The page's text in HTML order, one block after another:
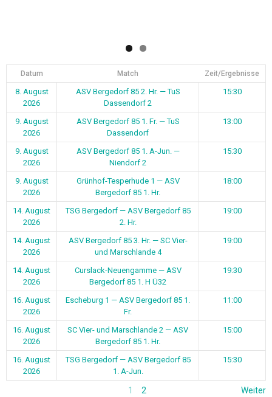
Datum Match Zeit/Ergebnisse
8. August
2026
ASV Bergedorf 85 2. Hr. — TuS
Dassendorf 2
15:30
9. August
2026
ASV Bergedorf 85 1. Fr. — TuS
Dassendorf
13:00
9. August
2026
ASV Bergedorf 85 1. A-Jun. —
Niendorf 2
15:30
9. August
2026
Grünhof-Tesperhude 1 — ASV
Bergedorf 85 1. Hr.
18:00
14. August
2026
TSG Bergedorf — ASV Bergedorf 85
2. Hr.
19:00
14. August
2026
ASV Bergedorf 85 3. Hr. — SC Vier-
und Marschlande 4
19:00
14. August
2026
Curslack-Neuengamme — ASV
Bergedorf 85 1. H Ü32
19:30
16. August
2026
Escheburg 1 — ASV Bergedorf 85 1.
Fr.
11:00
16. August
2026
SC Vier- und Marschlande 2 — ASV
Bergedorf 85 1. Hr.
15:00
16. August
2026
TSG Bergedorf — ASV Bergedorf 85
1. A-Jun.
15:30
1 2 Weiter